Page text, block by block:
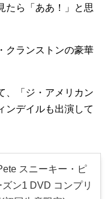
たら「ああ！」と思
クランストンの豪華
、「ジ・アメリカン
ンデイルも出演して
スニーキー・ピ
ン1 DVD コンプリ